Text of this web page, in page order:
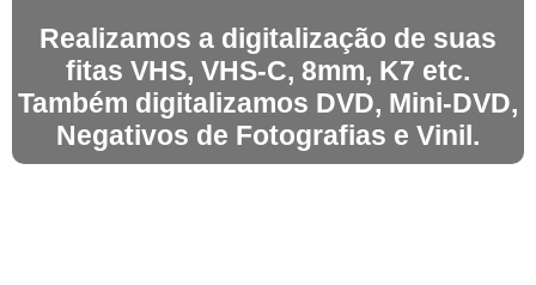
Realizamos a digitalização de suas
fitas VHS, VHS-C, 8mm, K7 etc.
Também digitalizamos DVD, Mini-DVD,
Negativos de Fotografias e Vinil.